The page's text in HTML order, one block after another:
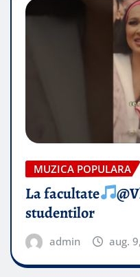
MUZICA POPULARA
La facultate
studentilor
admin aug.